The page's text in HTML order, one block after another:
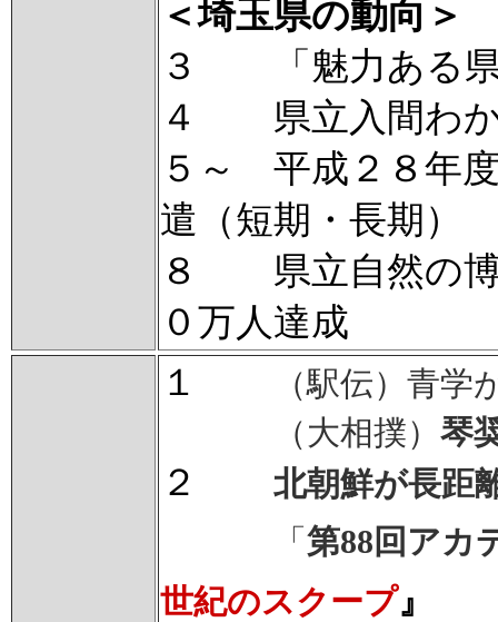
＜埼玉県の動向＞
３ 「魅力ある県
４ 県立入間わか
５～ 平成２８年
遣（短期・長期）
８ 県立自然の博
０万人達成
１
（駅伝）青学
（大相撲） 琴
２ 北朝鮮が長距
「 第88回アカ
世紀のスクープ』